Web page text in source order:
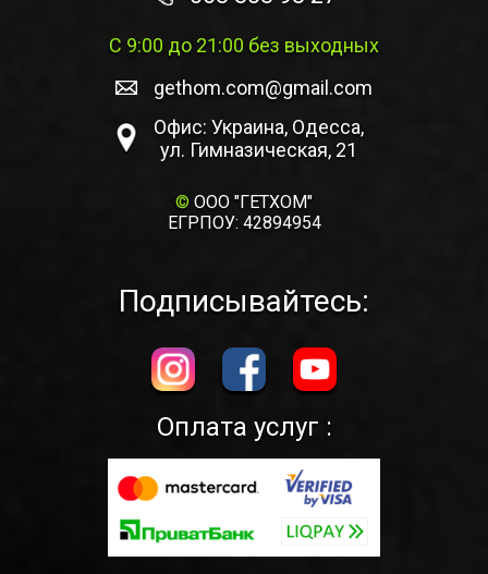
С 9:00 до 21:00 без выходных
gethom.com@gmail.com
Офис: Украина, Одесса,
ул. Гимназическая, 21
© ООО "ГЕТХОМ"
ЕГРПОУ: 42894954
Подписывайтесь:
Оплата услуг :